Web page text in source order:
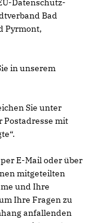
Datenschutz-
Bad
Pyrmont,
in unserem
Sie unter
Postadresse mit
E-Mail oder über
mitgeteilten
und Ihre
Ihre Fragen zu
anfallenden